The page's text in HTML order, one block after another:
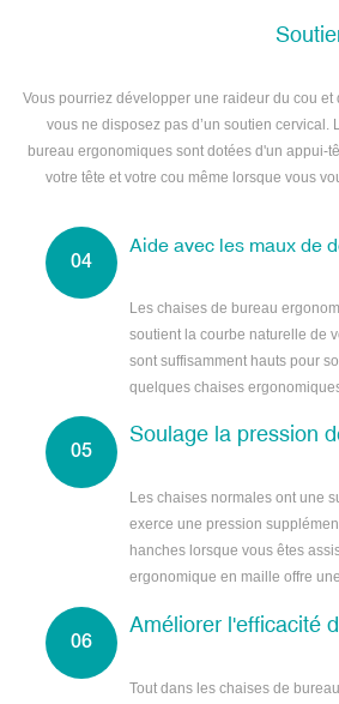
Vous pourriez développer une raideur du cou et
vous ne disposez pas d’un soutien cervical.
bureau ergonomiques sont dotées d'un appui-
votre tête et votre cou même lorsque vous
Aide avec les maux de
Les chaises de bureau
soutient la courbe naturelle de
sont suffisamment hauts pour
quelques chaises
Soulage la pression
Les chaises normales ont une
exerce une pression
hanches lorsque vous êtes
ergonomique en maille offre
Améliorer l'efficacité
Tout dans les chaises de